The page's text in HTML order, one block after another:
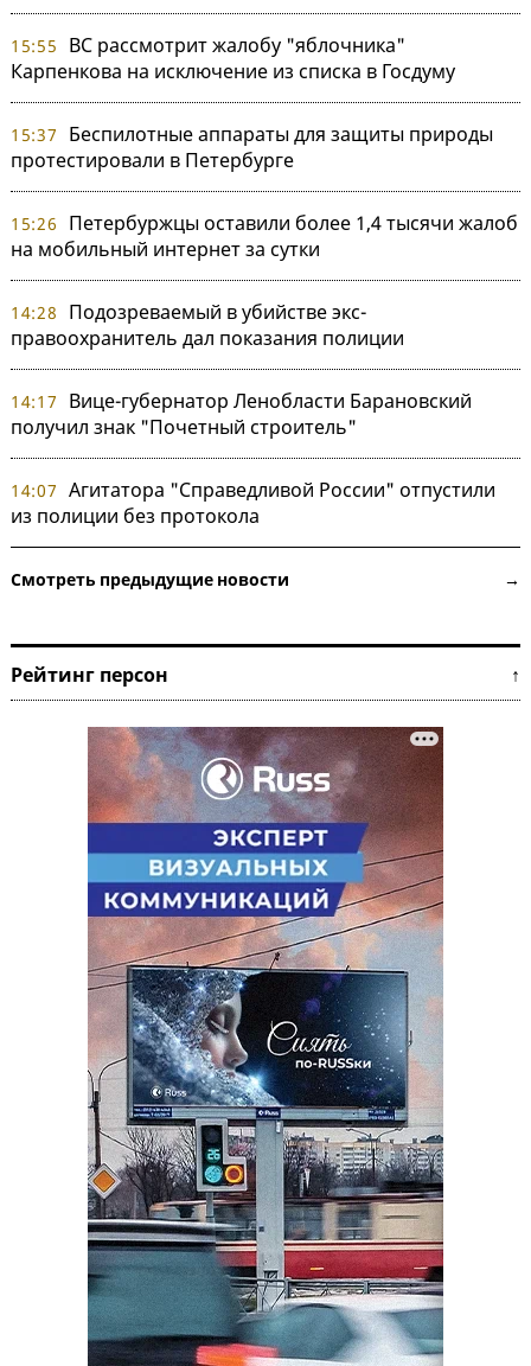
15:55
ВС рассмотрит жалобу "яблочника"
Карпенкова на исключение из списка в Госдуму
15:37
Беспилотные аппараты для защиты природы
протестировали в Петербурге
15:26
Петербуржцы оставили более 1,4 тысячи жалоб
на мобильный интернет за сутки
14:28
Подозреваемый в убийстве экс-
правоохранитель дал показания полиции
14:17
Вице-губернатор Ленобласти Барановский
получил знак "Почетный строитель"
14:07 Агитатора "Справедливой России" отпустили
из полиции без протокола
Смотреть предыдущие новости →
Рейтинг персон ↑